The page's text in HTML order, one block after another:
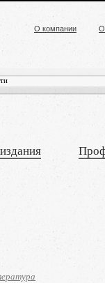
О компании